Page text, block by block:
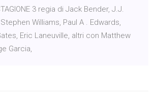
3 regia di Jack Bender, J.J.
Williams, Paul A . Edwards,
Eric Laneuville, altri con Matthew
Garcia,